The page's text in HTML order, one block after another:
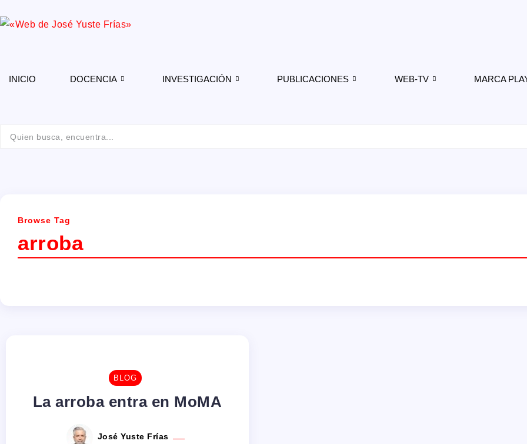
INICIO DOCENCIA INVESTIGACIÓN PUBLICACIONES WEB-TV MARCA
Browse Tag
arroba
BLOG
La arroba entra en MoMA
José Yuste Frías